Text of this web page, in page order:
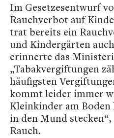
Im Gesetzesentwurf
Rauchverbot auf
trat bereits ein
und Kindergärten
erinnerte das
„Tabakvergiftungen
häufigsten
kommt leider immer
Kleinkinder am
in den Mund
Rauch.